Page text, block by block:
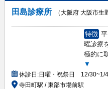
田島診療所
（大阪府 大阪市生
特徴
曜診療
極的に
▼
休診日:日曜・祝祭日 12/30~1/4
寺田町駅 / 東部市場前駅